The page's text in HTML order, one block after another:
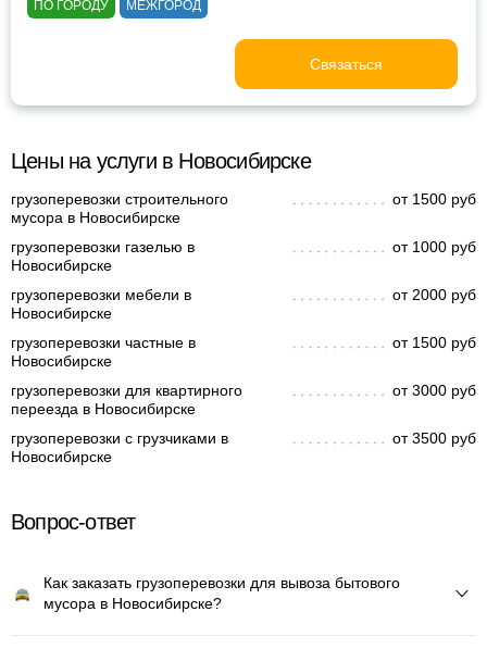
ПО ГОРОДУ МЕЖГОРОД
Связаться
Цены на услуги в Новосибирске
грузоперевозки строительного
мусора в Новосибирске
от 1500 руб
грузоперевозки газелью в
Новосибирске
от 1000 руб
грузоперевозки мебели в
Новосибирске
от 2000 руб
грузоперевозки частные в
Новосибирске
от 1500 руб
грузоперевозки для квартирного
переезда в Новосибирске
от 3000 руб
грузоперевозки с грузчиками в
Новосибирске
от 3500 руб
Вопрос-ответ
Как заказать грузоперевозки для вывоза бытового
мусора в Новосибирске?